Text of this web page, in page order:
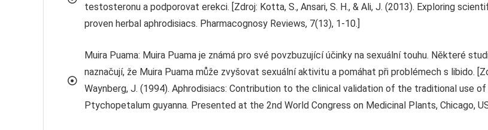
testosteronu a podporovat erekci. [Zdroj: Kotta, S., Ansari, S. H., & Ali, J. (2013). Exploring
proven herbal aphrodisiacs. Pharmacognosy Reviews, 7(13), 1-10.]
Muira Puama: Muira Puama je známá pro své povzbuzující účinky na sexuální touhu. Některé
naznačují, že Muira Puama může zvyšovat sexuální aktivitu a pomáhat při problémech s libido.
Waynberg, J. (1994). Aphrodisiacs: Contribution to the clinical validation of the traditional use of
Ptychopetalum guyanna. Presented at the 2nd World Congress on Medicinal Plants, Chicago,